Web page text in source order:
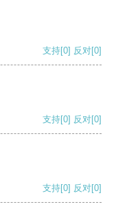
支持[0] 反对[0]
支持[0] 反对[0]
支持[0] 反对[0]